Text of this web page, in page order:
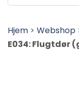
Hjem > Webshop
E034: Flugtdør